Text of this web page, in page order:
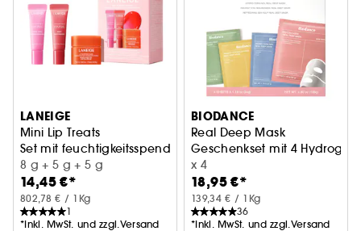
LANEIGE
Mini Lip Treats
Set mit feuchtigkeitsspendender Lippenpflege für Tag und
8 g + 5 g + 5 g
14,45 €*
802,78 € / 1Kg
1
*Inkl. MwSt. und zzgl.Versand
BIODANCE
Real Deep Mask
Geschenkset mit 4 Hydrogel-
x 4
18,95 €*
139,34 € / 1Kg
36
*Inkl. MwSt. und zzgl.Versand